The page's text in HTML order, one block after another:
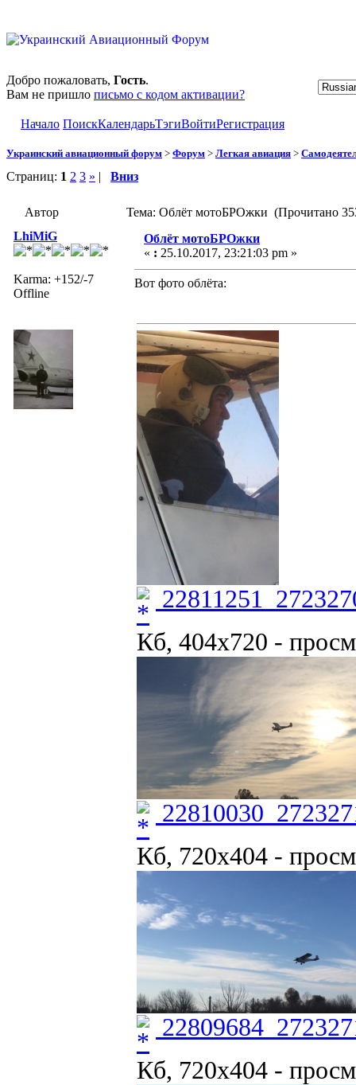
Добро пожаловать, Гость.
Вам не пришло письмо с кодом активации?
Начало ПоискКалендарьТэгиВойтиРегистрация
Украинский авиационный форум > Форум > Легкая авиация >
Страниц: 1 2 3 » | Вниз
Автор
Тема: Облёт мотоБРОжки (Прочитано
LhiMiG
Karma: +152/-7
Offline
Облёт мотоБРОжки
« : 25.10.2017, 23:21:03 pm »
Вот фото облёта:
Кб, 404x720 -
Кб, 720x404 -
Кб, 720x404 -